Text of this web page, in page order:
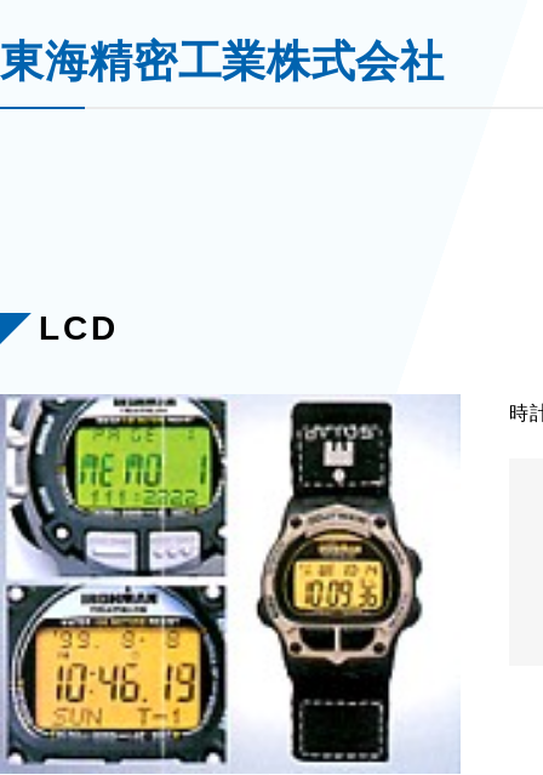
東海精密工業株式会社
LCD
時